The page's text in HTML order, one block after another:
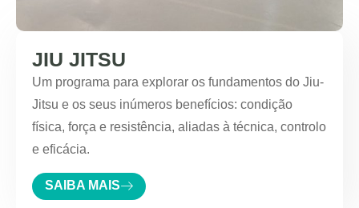
JIU JITSU
Um programa para explorar os fundamentos do Jiu-
Jitsu e os seus inúmeros benefícios: condição
física, força e resistência, aliadas à técnica, controlo
e eficácia.
SAIBA MAIS